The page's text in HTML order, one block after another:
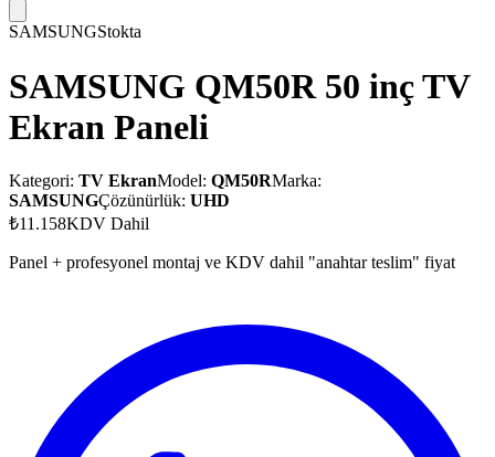
SAMSUNGStokta
SAMSUNG QM50R 50 inç TV
Ekran Paneli
Kategori: TV EkranModel: QM50RMarka:
SAMSUNGÇözünürlük: UHD
₺11.158KDV Dahil
Panel + profesyonel montaj ve KDV dahil "anahtar teslim" fiyat